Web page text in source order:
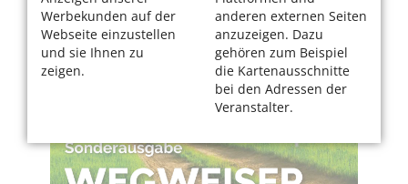
Werbekunden auf der
Webseite einzustellen
und sie Ihnen zu
zeigen.
anderen externen Seiten
anzuzeigen. Dazu
gehören zum Beispiel
die Kartenausschnitte
bei den Adressen der
Veranstalter.